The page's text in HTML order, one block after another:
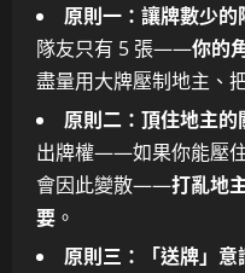
原則一：讓牌數少的
隊友只有 5 張——你的
盡量用大牌壓制地主、
原則二：頂住地主的
出牌權——如果你能壓
會因此變散——打亂地
要 。
原則三：「送牌」意